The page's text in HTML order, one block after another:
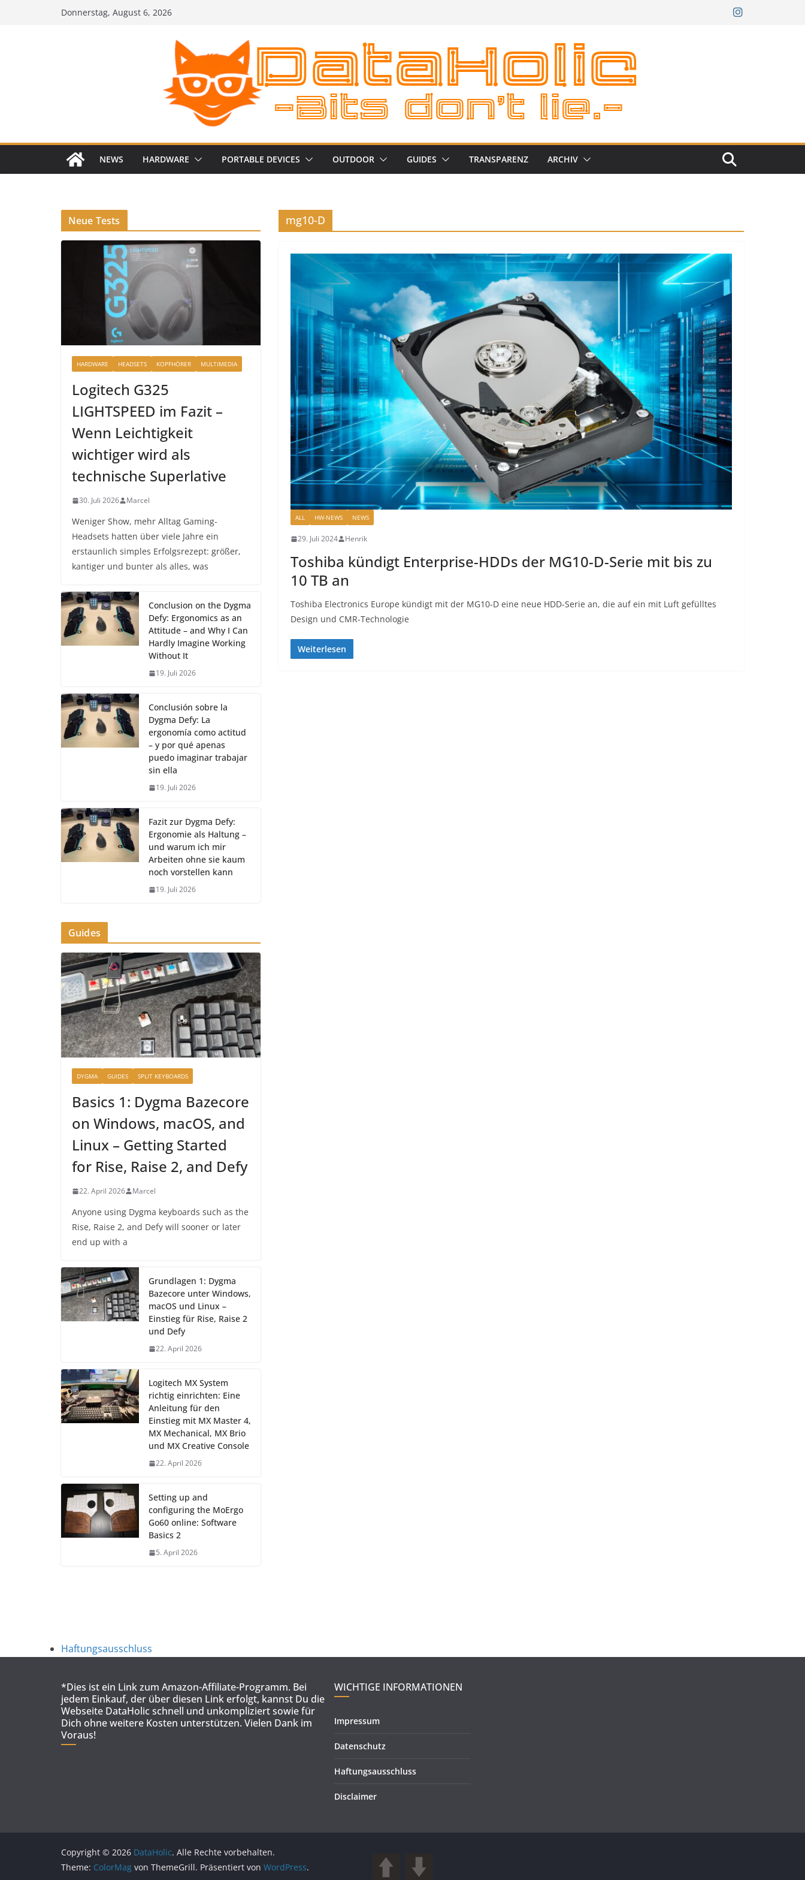
Donnerstag, August 6, 2026
NEWS HARDWARE PORTABLE DEVICES OUTDOOR GUIDES TRANSPARENZ ARCHIV
mg10-D
ALL HW-NEWS NEWS
29. Juli 2024 Henrik
Toshiba kündigt Enterprise-HDDs der MG10-D-Serie mit bis zu
10 TB an
Toshiba Electronics Europe kündigt mit der MG10-D eine neue HDD-Serie an, die auf ein mit Luft gefülltes
Design und CMR-Technologie
Weiterlesen
Neue Tests
HARDWARE HEADSETS KOPFHÖRER MULTIMEDIA
Logitech G325
LIGHTSPEED im Fazit –
Wenn Leichtigkeit
wichtiger wird als
technische Superlative
30. Juli 2026 Marcel
Weniger Show, mehr Alltag Gaming-
Headsets hatten über viele Jahre ein
erstaunlich simples Erfolgsrezept: größer,
kantiger und bunter als alles, was
Conclusion on the Dygma
Defy: Ergonomics as an
Attitude – and Why I Can
Hardly Imagine Working
Without It
19. Juli 2026
Conclusión sobre la
Dygma Defy: La
ergonomía como actitud
– y por qué apenas
puedo imaginar trabajar
sin ella
19. Juli 2026
Fazit zur Dygma Defy:
Ergonomie als Haltung –
und warum ich mir
Arbeiten ohne sie kaum
noch vorstellen kann
19. Juli 2026
Guides
DYGMA GUIDES SPLIT KEYBOARDS
Basics 1: Dygma Bazecore
on Windows, macOS, and
Linux – Getting Started
for Rise, Raise 2, and Defy
22. April 2026 Marcel
Anyone using Dygma keyboards such as the
Rise, Raise 2, and Defy will sooner or later
end up with a
Grundlagen 1: Dygma
Bazecore unter Windows,
macOS und Linux –
Einstieg für Rise, Raise 2
und Defy
22. April 2026
Logitech MX System
richtig einrichten: Eine
Anleitung für den
Einstieg mit MX Master 4,
MX Mechanical, MX Brio
und MX Creative Console
22. April 2026
Setting up and
configuring the MoErgo
Go60 online: Software
Basics 2
5. April 2026
Haftungsausschluss
*Dies ist ein Link zum Amazon-Affiliate-Programm. Bei
jedem Einkauf, der über diesen Link erfolgt, kannst Du die
Webseite DataHolic schnell und unkompliziert sowie für
Dich ohne weitere Kosten unterstützen. Vielen Dank im
Voraus!
WICHTIGE INFORMATIONEN
Impressum
Datenschutz
Haftungsausschluss
Disclaimer
Copyright © 2026 DataHolic. Alle Rechte vorbehalten.
Theme: ColorMag von ThemeGrill. Präsentiert von WordPress.